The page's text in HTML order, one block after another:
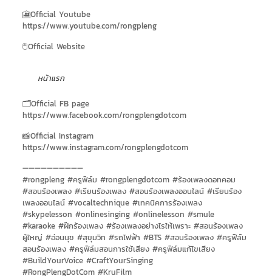
🎦Official Youtube
https://www.youtube.com/rongpleng
🖱Official Website
หน้าแรก
🗂Official FB page
https://www.facebook.com/rongplengdotcom
📸Official Instagram
https://www.instagram.com/rongplengdotcom
➖➖➖➖➖➖➖➖➖➖
#rongpleng #ครูฟิล์ม #rongplengdotcom #ร้องเพลงดอทคอม
#สอนร้องเพลง #เรียนร้องเพลง #สอนร้องเพลงออนไลน์ #เรียนร้อง
เพลงออนไลน์ #vocaltechnique #เทคนิคการร้องเพลง
#skypelesson #onlinesinging #onlinelesson #smule
#karaoke #ฝึกร้องเพลง #ร้องเพลงอย่างไรให้เพราะ #สอนร้องเพลง
ผู้ใหญ่ #อ่อนนุช #สุขุมวิท #รถไฟฟ้า #BTS #สอนร้องเพลง #ครูฟิล์ม
สอนร้องเพลง #ครูฟิล์มสอนการใช้เสียง #ครูฟิล์มแก้ไขเสียง
#BuildYourVoice #CraftYourSinging​
#RongPlengDotCom #KruFilm